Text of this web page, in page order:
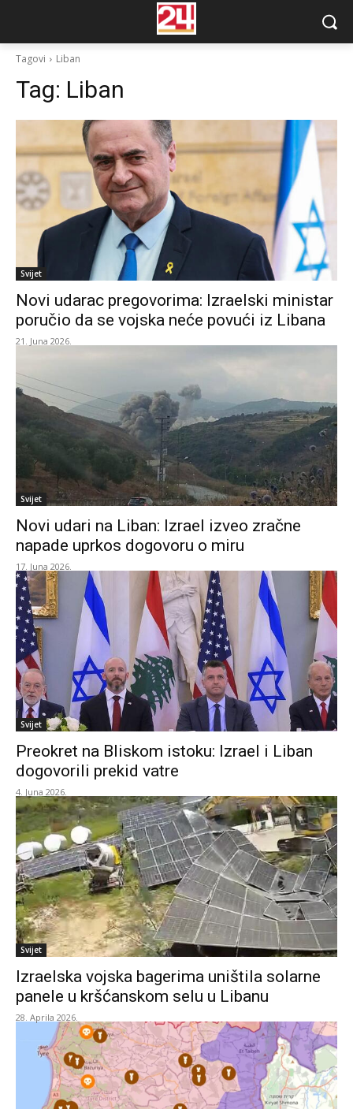
Tagovi Liban
Tag: Liban
Svijet
Novi udarac pregovorima: Izraelski ministar
poručio da se vojska neće povući iz Libana
21. Juna 2026.
Svijet
Novi udari na Liban: Izrael izveo zračne
napade uprkos dogovoru o miru
17. Juna 2026.
Svijet
Preokret na Bliskom istoku: Izrael i Liban
dogovorili prekid vatre
4. Juna 2026.
Svijet
Izraelska vojska bagerima uništila solarne
panele u kršćanskom selu u Libanu
28. Aprila 2026.